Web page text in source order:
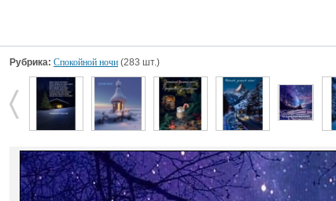
Рубрика: Спокойной ночи (283 шт.)